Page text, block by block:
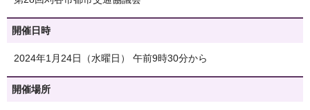
開催日時
2024年1月24日（水曜日） 午前9時30分から
開催場所